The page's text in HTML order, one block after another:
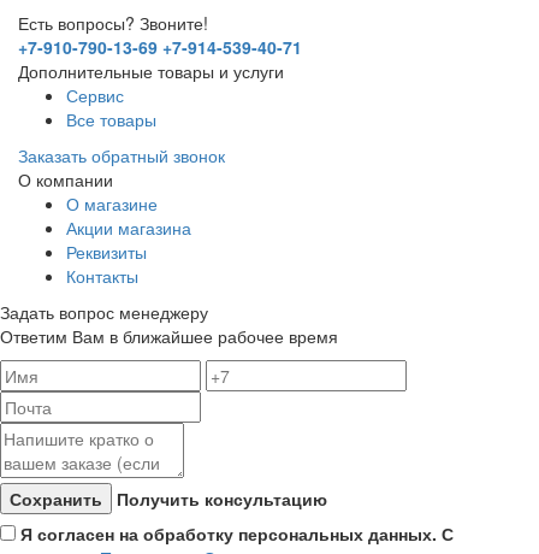
Есть вопросы? Звоните!
+7-910-790-13-69 +7-914-539-40-71
Дополнительные товары и услуги
Сервис
Все товары
Заказать обратный звонок
О компании
О магазине
Акции магазина
Реквизиты
Контакты
Задать вопрос менеджеру
Ответим Вам в ближайшее рабочее время
Получить консультацию
Я согласен на обработку персональных данных. С